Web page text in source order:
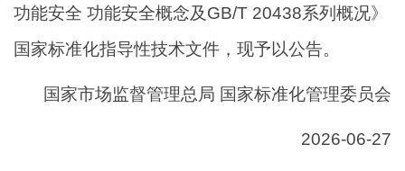
功能安全 功能安全概念及GB/T 20438系列概况》
国家标准化指导性技术文件，现予以公告。
国家市场监督管理总局 国家标准化管理委员会
2026-06-27